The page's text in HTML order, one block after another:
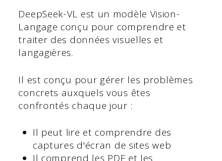
DeepSeek-VL est un modèle Vision-
Langage conçu pour comprendre et
traiter des données visuelles et
langagières.
Il est conçu pour gérer les problèmes
concrets auxquels vous êtes
confrontés chaque jour :
Il peut lire et comprendre des
captures d'écran de sites web
Il comprend les PDF et les